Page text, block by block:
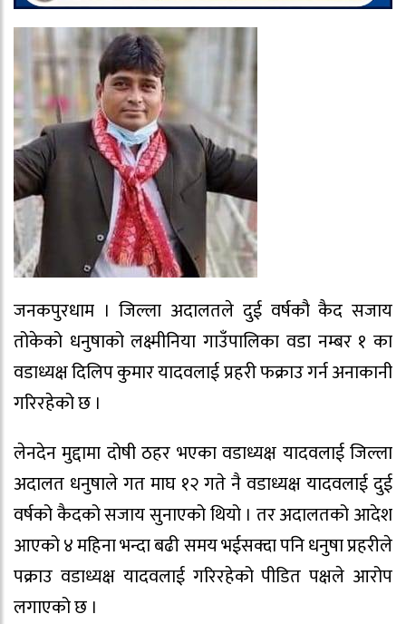
जनकपुरधाम । जिल्ला अदालतले दुई वर्षकौ कैद सजाय
तोकेको धनुषाको लक्ष्मीनिया गाउँपालिका वडा नम्बर १ का
वडाध्यक्ष दिलिप कुमार यादवलाई प्रहरी फक्राउ गर्न अनाकानी
गरिरहेको छ ।
लेनदेन मुद्दामा दोषी ठहर भएका वडाध्यक्ष यादवलाई जिल्ला
अदालत धनुषाले गत माघ १२ गते नै वडाध्यक्ष यादवलाई दुई
वर्षको कैदको सजाय सुनाएको थियो । तर अदालतको आदेश
आएको ४ महिना भन्दा बढी समय भईसक्दा पनि धनुषा प्रहरीले
पक्राउ वडाध्यक्ष यादवलाई गरिरहेको पीडित पक्षले आरोप
लगाएको छ ।